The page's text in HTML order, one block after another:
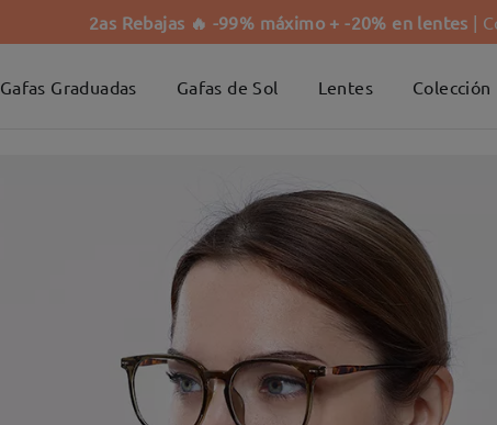
2as Rebajas 🔥 -99% máximo + -20% en lentes |
Gafas Graduadas Gafas de Sol Lentes Colección